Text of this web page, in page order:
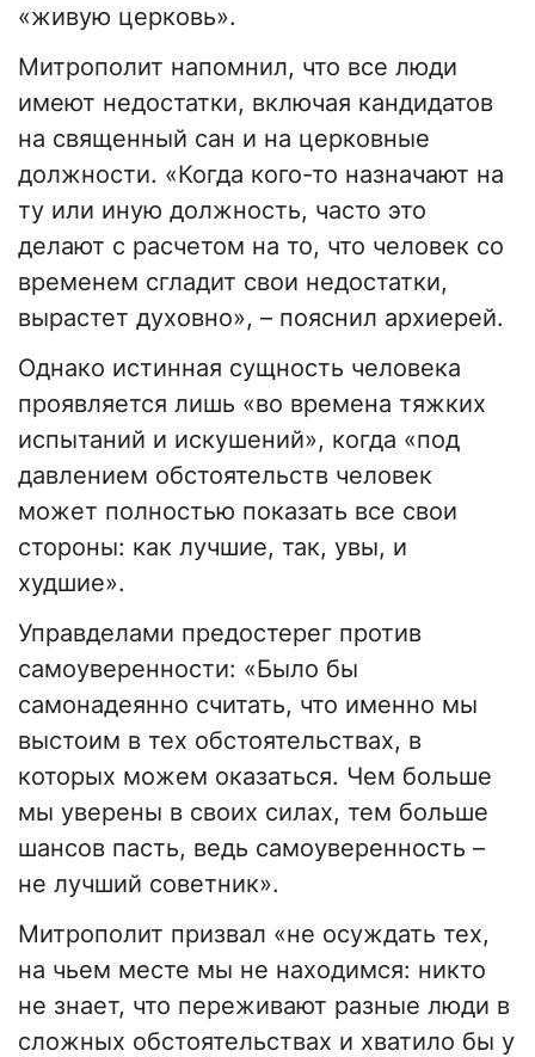
«живую церковь».
Митрополит напомнил, что все люди
имеют недостатки, включая кандидатов
на священный сан и на церковные
должности. «Когда кого-то назначают на
ту или иную должность, часто это
делают с расчетом на то, что человек со
временем сгладит свои недостатки,
вырастет духовно», – пояснил архиерей.
Однако истинная сущность человека
проявляется лишь «во времена тяжких
испытаний и искушений», когда «под
давлением обстоятельств человек
может полностью показать все свои
стороны: как лучшие, так, увы, и
худшие».
Управделами предостерег против
самоуверенности: «Было бы
самонадеянно считать, что именно мы
выстоим в тех обстоятельствах, в
которых можем оказаться. Чем больше
мы уверены в своих силах, тем больше
шансов пасть, ведь самоуверенность –
не лучший советник».
Митрополит призвал «не осуждать тех,
на чьем месте мы не находимся: никто
не знает, что переживают разные люди в
сложных обстоятельствах и хватило бы у